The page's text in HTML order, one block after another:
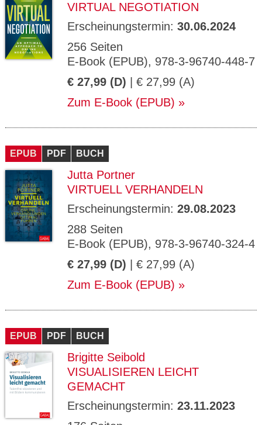
VIRTUAL NEGOTIATION
Erscheinungstermin: 30.06.2024
256 Seiten
E-Book (EPUB), 978-3-96740-448-7
€ 27,99 (D) | € 27,99 (A)
Zum E-Book (EPUB)
EPUB PDF BUCH
Jutta Portner
VIRTUELL VERHANDELN
Erscheinungstermin: 29.08.2023
288 Seiten
E-Book (EPUB), 978-3-96740-324-4
€ 27,99 (D) | € 27,99 (A)
Zum E-Book (EPUB)
EPUB PDF BUCH
Brigitte Seibold
VISUALISIEREN LEICHT
GEMACHT
Erscheinungstermin: 23.11.2023